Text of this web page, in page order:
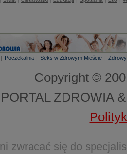
| Poczekalnia | Seks w Zdrowym Mieście |
Copyright ©
PORTAL ZDROWIA
zwracać się do